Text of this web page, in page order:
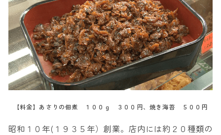
【料金】あさりの佃煮 １００ｇ ３００円、焼き海苔 ５００円
昭和１０年(１９３５年）創業。店内には約２０種類の